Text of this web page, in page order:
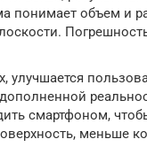
понимает объем и
улучшается
дополненной
смартфоном,
меньше